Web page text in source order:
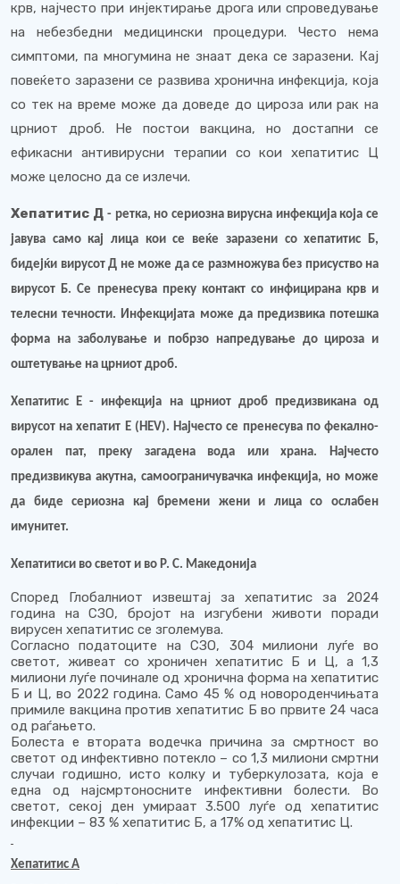
крв, најчесто при инјектирање дрога или спроведување
на небезбедни медицински процедури. Често нема
симптоми, па многумина не знаат дека се заразени. Кај
повеќето заразени се развива хронична инфекција, која
со тек на време може да доведе до цироза или рак на
црниот дроб. Не постои вакцина, но достапни се
ефикасни антивирусни терапии со кои хепатитис Ц
може целосно да се излечи.
Хепатитис Д - ретка, но сериозна вирусна инфекција која се
јавува само кај лица кои се веќе заразени со хепатитис Б,
бидејќи вирусот Д не може да се размножува без присуство на
вирусот Б. Се пренесува преку контакт со инфицирана крв и
телесни течности. Инфекцијата може да предизвика потешка
форма на заболување и побрзо напредување до цироза и
оштетување на црниот дроб.
Хепатитис Е - инфекција на црниот дроб предизвикана од
вирусот на хепатит Е (HEV).Најчесто се пренесува по фекално-
орален пат, преку загадена вода или храна. Најчесто
предизвикува акутна, самоограничувачка инфекција, но може
да биде сериозна кај бремени жени и лица со ослабен
имунитет.
Хепатитиси во светот и во Р. С. Македонија
Според Глобалниот извештај за хепатитис за 2024
година на СЗО, бројот на изгубени животи поради
вирусен хепатитис се зголемува.
Согласно податоците на СЗО, 304 милиони луѓе во
светот, живеат со хроничен хепатитис Б и Ц, а 1,3
милиони луѓе починале од хронична форма на хепатитис
Б и Ц, во 2022 година. Само 45 % од новороденчињата
примиле вакцина против хепатитис Б во првите 24 часа
од раѓањето.
Болеста е втората водечка причина за смртност во
светот од инфективно потекло – со 1,3 милиони смртни
случаи годишно, исто колку и туберкулозата, која е
една од најсмртоносните инфективни болести. Во
светот, секој ден умираат 3.500 луѓе од хепатитис
инфекции – 83 % хепатитис Б, а 17% од хепатитис Ц.
Хепатитис А